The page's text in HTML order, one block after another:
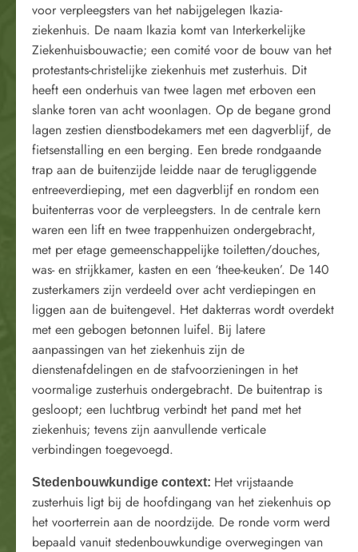
voor verpleegsters van het nabijgelegen Ikazia-
ziekenhuis. De naam Ikazia komt van Interkerkelijke
Ziekenhuisbouwactie; een comité voor de bouw van het
protestants-christelijke ziekenhuis met zusterhuis. Dit
heeft een onderhuis van twee lagen met erboven een
slanke toren van acht woonlagen. Op de begane grond
lagen zestien dienstbodekamers met een dagverblijf, de
fietsenstalling en een berging. Een brede rondgaande
trap aan de buitenzijde leidde naar de terugliggende
entreeverdieping, met een dagverblijf en rondom een
buitenterras voor de verpleegsters. In de centrale kern
waren een lift en twee trappenhuizen ondergebracht,
met per etage gemeenschappelijke toiletten/douches,
was- en strijkkamer, kasten en een ‘thee-keuken’. De 140
zusterkamers zijn verdeeld over acht verdiepingen en
liggen aan de buitengevel. Het dakterras wordt overdekt
met een gebogen betonnen luifel. Bij latere
aanpassingen van het ziekenhuis zijn de
dienstenafdelingen en de stafvoorzieningen in het
voormalige zusterhuis ondergebracht. De buitentrap is
gesloopt; een luchtbrug verbindt het pand met het
ziekenhuis; tevens zijn aanvullende verticale
verbindingen toegevoegd.
Stedenbouwkundige context: Het vrijstaande
zusterhuis ligt bij de hoofdingang van het ziekenhuis op
het voorterrein aan de noordzijde. De ronde vorm werd
bepaald vanuit stedenbouwkundige overwegingen van